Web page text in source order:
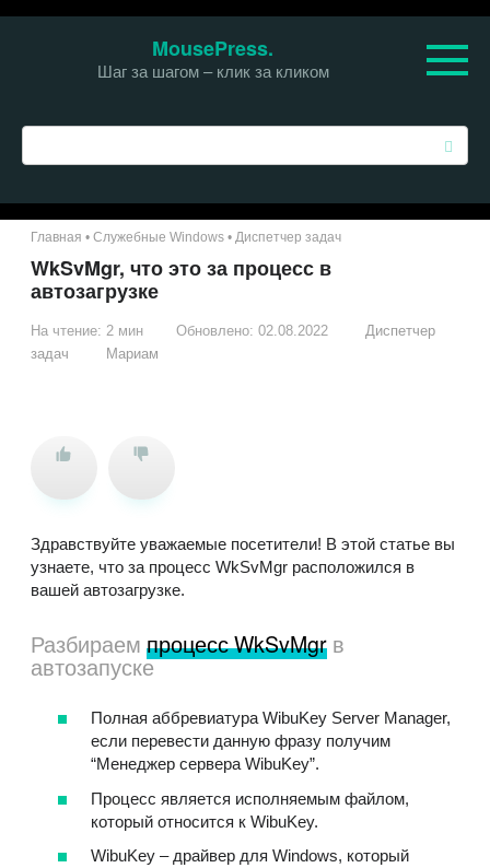
MousePress.
Шаг за шагом – клик за кликом
о
с
Главная • Служебные Windows • Диспетчер задач
WkSvMgr, что это за процесс в
автозагрузке
На чтение: 2 мин Обновлено: 02.08.2022
Диспетчер
задач
Мариам
Здравствуйте уважаемые посетители! В этой статье вы
узнаете, что за процесс WkSvMgr расположился в
вашей автозагрузке.
Разбираем процесс WkSvMgr в
автозапуске
Полная аббревиатура WibuKey Server Manager,
если перевести данную фразу получим
“Менеджер сервера WibuKey”.
Процесс является исполняемым файлом,
который относится к WibuKey.
WibuKey – драйвер для Windows, который